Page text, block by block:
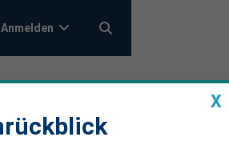
Anmelden
X